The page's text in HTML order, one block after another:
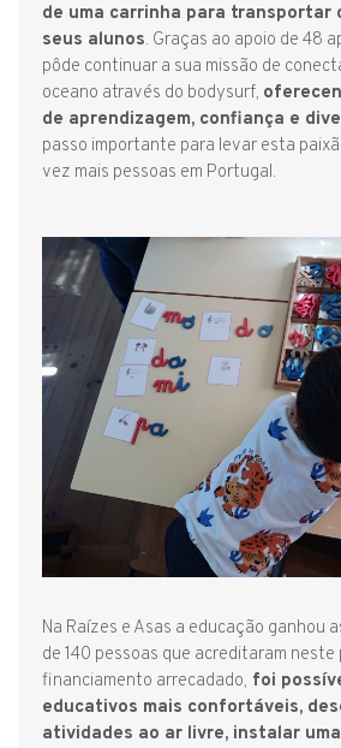
de uma carrinha para transportar
seus alunos. Graças ao apoio de 48
pôde continuar a sua missão de
oceano através do bodysurf,
de aprendizagem, confiança e
passo importante para levar esta
vez mais pessoas em Portugal.
Na Raízes e Asas a educação ganhou
de 140 pessoas que acreditaram neste
financiamento arrecadado, foi
educativos mais confortáveis,
atividades ao ar livre, instalar